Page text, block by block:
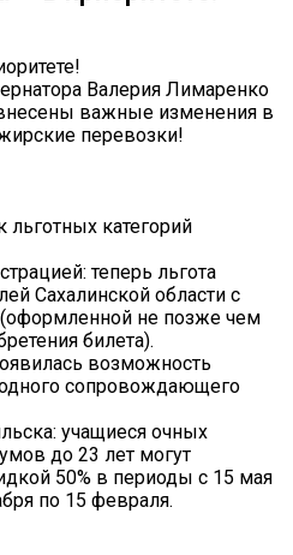
Валерия Лимаренко
важные изменения в
перевозки!
категорий
теперь льгота
Сахалинской области с
не позже чем
билета).
возможность
сопровождающего
учащиеся очных
до 23 лет могут
50% в периоды с 15 мая
по 15 февраля.